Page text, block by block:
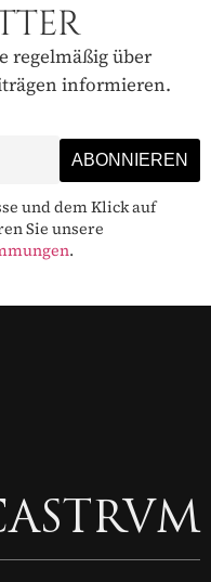
regelmäßig über
informieren.
und dem Klick auf
Sie unsere
.